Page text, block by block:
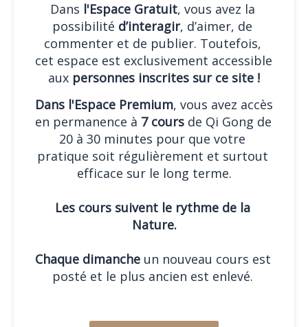
Dans l'Espace Gratuit, vous avez la
possibilité d’interagir, d’aimer, de
commenter et de publier. Toutefois,
cet espace est exclusivement accessible
aux personnes inscrites sur ce site !
Dans l'Espace Premium, vous avez accès
en permanence à 7 cours de Qi Gong de
20 à 30 minutes pour que votre
pratique soit régulièrement et surtout
efficace sur le long terme.
Les cours suivent le rythme de la
Nature.
Chaque dimanche un nouveau cours est
posté et le plus ancien est enlevé.